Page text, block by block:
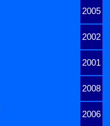
2005
2002
2001
2008
2006